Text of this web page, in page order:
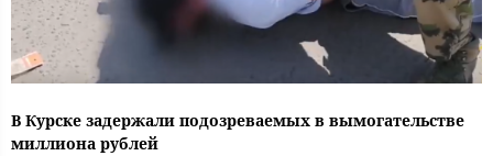
В Курске задержали подозреваемых в вымогательстве
миллиона рублей